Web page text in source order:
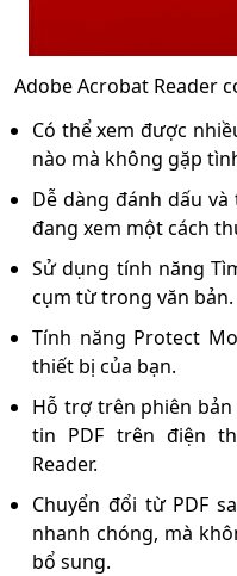
Adobe Acrobat Reader
Có thể xem được
nào mà không gặp
Dễ dàng đánh dấu
đang xem một cách
Sử dụng tính năng
cụm từ trong văn bản.
Tính năng Protect
thiết bị của bạn.
Hỗ trợ trên phiên
tin PDF trên điện
Reader.
Chuyển đổi từ PDF
nhanh chóng, mà
bổ sung.